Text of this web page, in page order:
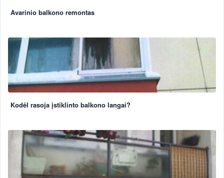
Avarinio balkono remontas
Kodėl rasoja įstiklinto balkono langai?